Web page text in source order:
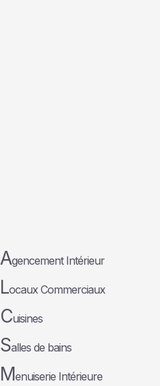
Agencement Intérieur
Locaux Commerciaux
Cuisines
Salles de bains
Menuiserie Intérieure